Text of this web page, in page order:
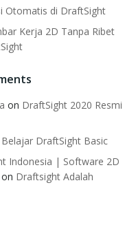
Otomatis di DraftSight
Kerja 2D Tanpa Ribet
on DraftSight 2020 Resmi
Belajar DraftSight Basic
Indonesia | Software 2D
on Draftsight Adalah